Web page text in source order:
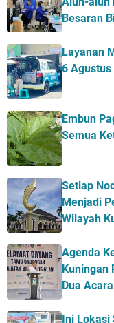
Besaran
Layanan
6
Embun
Semua
Setiap
Menjadi
Wilayah
Agenda
Kuningan
Dua Acara
Ini